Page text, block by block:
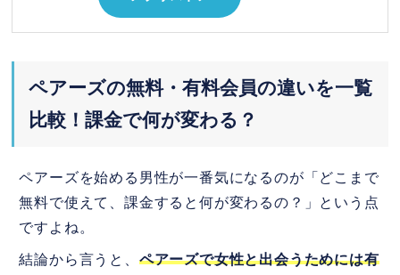
ペアーズの無料・有料会員の違いを一覧
比較！課金で何が変わる？
ペアーズを始める男性が一番気になるのが「どこまで
無料で使えて、課金すると何が変わるの？」という点
ですよね。
結論から言うと、 ペアーズで女性と出会うためには有